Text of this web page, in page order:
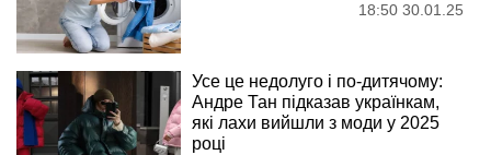
18:50 30.01.25
Усе це недолуго і по-дитячому:
Андре Тан підказав українкам,
які лахи вийшли з моди у 2025
році